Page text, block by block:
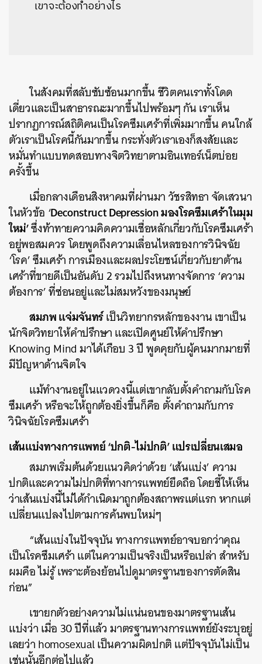
เขาจะต้องทำอย่างไร
ในสังคมที่สลับซับซ้อนมากขึ้น ชีวิตคนเราทั้งโดด
เดี่ยวและเป็นสาธารณะมากขึ้นไปพร้อมๆ กัน เราเห็น
ปรากฏการณ์สถิติคนเป็นโรคซึมเศร้าที่เพิ่มมากขึ้น คนใกล้
ตัวเราเป็นโรคนี้กันมากขึ้น กระทั่งตัวเราเองก็สงสัยและ
หมั่นทำแบบทดสอบทางจิตวิทยาตามอินเทอร์เน็ตบ่อย
ครั้งขึ้น
เมื่อกลางเดือนสิงหาคมที่ผ่านมา วัชรสิทธา จัดเสวนา
ในหัวข้อ ‘Deconstruct Depression มองโรคซึมเศร้าในมุม
ใหม่’ซึ่งท้าทายความคิดความเชื่อหลักเกี่ยวกับโรคซึมเศร้า
อยู่พอสมควร โดยพูดถึงความเลื่อนไหลของการวินิจฉัย
‘โรค’ ซึมเศร้า การเมืองและผลประโยชน์เกี่ยวกับยาต้าน
เศร้าที่ขายดีเป็นอันดับ 2 รวมไปถึงหนทางจัดการ ‘ความ
ต้องการ’ ที่ซ่อนอยู่และไม่สมหวังของมนุษย์
สมภพ แจ่มจันทร์เป็นวิทยากรหลักของงาน เขาเป็น
นักจิตวิทยาให้คำปรึกษา และเปิดศูนย์ให้คำปรึกษา
Knowing Mind มาได้เกือบ 3 ปี พูดคุยกับผู้คนมากมายที่
มีปัญหาด้านจิตใจ
แม้ทำงานอยู่ในแวดวงนี้แต่เขากลับตั้งคำถามกับโรค
ซึมเศร้า หรือจะให้ถูกต้องยิ่งขึ้นก็คือ ตั้งคำถามกับการ
วินิจฉัยโรคซึมเศร้า
เส้นแบ่งทางการแพทย์ ‘ปกติ-ไม่ปกติ’ แปรเปลี่ยนเสมอ
สมภพเริ่มต้นด้วยแนวคิดว่าด้วย ‘เส้นแบ่ง’ ความ
ปกติและความไม่ปกติที่ทางการแพทย์ยึดถือ โดยชี้ให้เห็น
ว่าเส้นแบ่งนี้ไม่ได้กำเนิดมาถูกต้องสถาพรแต่แรก หากแต่
เปลี่ยนแปลงไปตามการค้นพบใหม่ๆ
“เส้นแบ่งในปัจจุบัน ทางการแพทย์อาจบอกว่าคุณ
เป็นโรคซึมเศร้า แต่ในความเป็นจริงเป็นหรือเปล่า สำหรับ
ผมคือ ไม่รู้ เพราะต้องย้อนไปดูมาตรฐานของการตัดสิน
ก่อน”
เขายกตัวอย่างความไม่แน่นอนของมาตรฐานเส้น
แบ่งว่า เมื่อ 30 ปีที่แล้ว มาตรฐานทางการแพทย์ยังระบุอยู่
เลยว่า homosexual เป็นความผิดปกติ แต่ปัจจุบันไม่เป็น